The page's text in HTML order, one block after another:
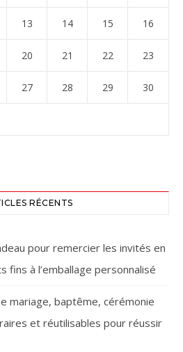
13 14 15 16
20 21 22 23
27 28 29 30
RÉCENTS
pour remercier les invités en
fins à l’emballage personnalisé
mariage, baptême, cérémonie
et réutilisables pour réussir